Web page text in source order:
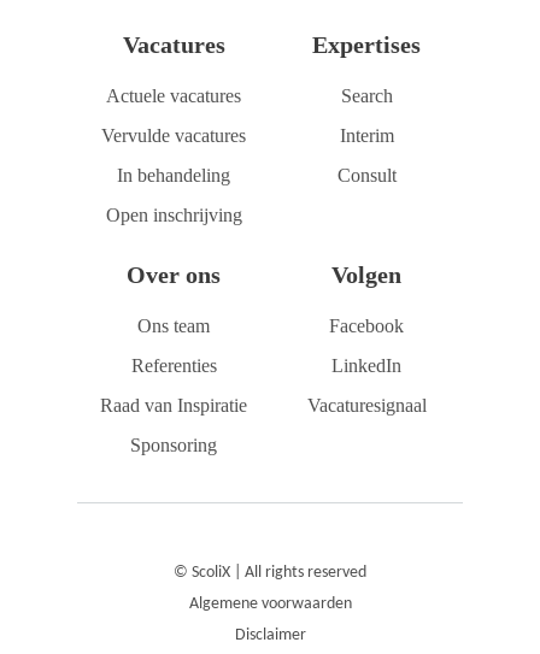
Vacatures
Actuele vacatures
Vervulde vacatures
In behandeling
Open inschrijving
Expertises
Search
Interim
Consult
Over ons
Ons team
Referenties
Raad van Inspiratie
Sponsoring
Volgen
Facebook
LinkedIn
Vacaturesignaal
© ScoliX | All rights reserved
Algemene voorwaarden
Disclaimer